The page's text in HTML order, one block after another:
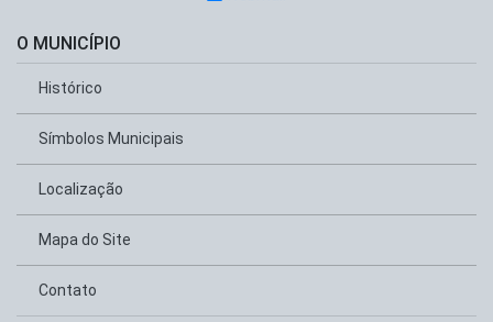
O MUNICÍPIO
Histórico
Símbolos Municipais
Localização
Mapa do Site
Contato